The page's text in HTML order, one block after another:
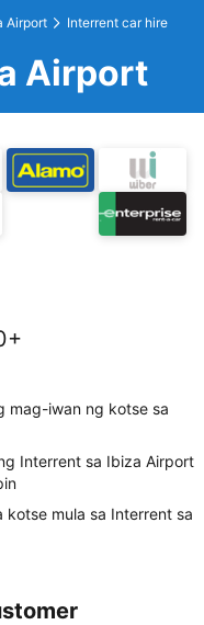
Airport Interrent car hire
Airport
mag-iwan ng kotse sa
Interrent sa Ibiza Airport
mula sa Interrent sa